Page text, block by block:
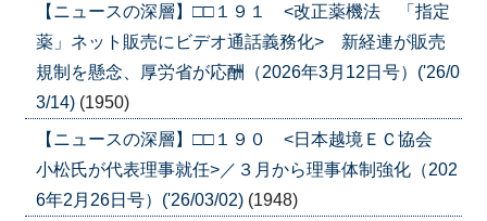
【ニュースの深層】□□１９１ <改正薬機法 「指定
薬」ネット販売にビデオ通話義務化> 新経連が販売
規制を懸念、厚労省が応酬（2026年3月12日号）('26/0
3/14) (1950)
【ニュースの深層】□□１９０ <日本越境ＥＣ協会
小松氏が代表理事就任>／３月から理事体制強化（202
6年2月26日号）('26/03/02) (1948)